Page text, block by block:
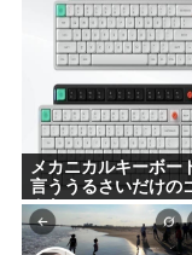
メカニカルキーボー
言ううるさいだけの
んなの